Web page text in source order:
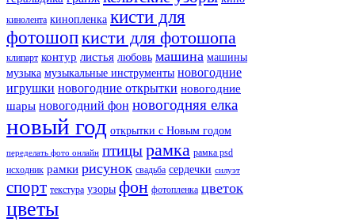
кинолента кинопленка кисти для
фотошопкисти для фотошопа
клипарт контур листья любовь машина машины
музыка музыкальные инструменты новогодние
игрушки новогодние открытки новогодние
шары новогодний фон новогодняя елка
новый год открытки с Новым годом
переделать фото онлайн птицырамка рамка psd
исходник рамки рисунок свадьба сердечки силуэт
спорт текстура узоры фон фотопленка цветок
цветы